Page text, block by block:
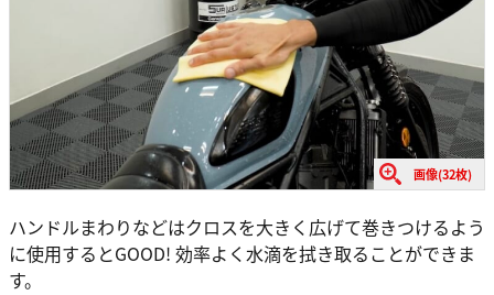
画像(32枚)
ハンドルまわりなどはクロスを大きく広げて巻きつけるよう
に使用するとGOOD! 効率よく水滴を拭き取ることができま
す。